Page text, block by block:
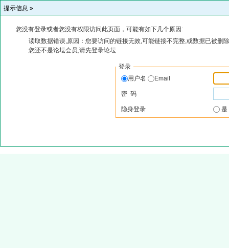
提示信息 »
您没有登录或者您没有权限访问此页面，可能有如下几个原因:
读取数据错误,原因：您要访问的链接无效,可能链接不完整,或数据已被删
您还不是论坛会员,请先登录论坛
登录
用户名
Email
密 码
隐身登录